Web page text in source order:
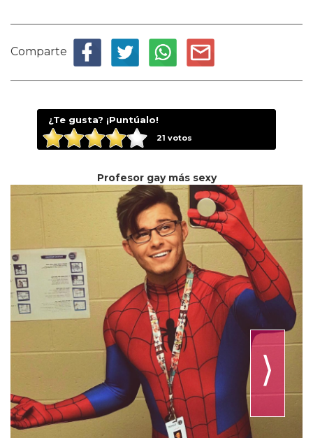
Comparte
¿Te gusta? ¡Puntúalo!
21 votos
Profesor gay más sexy
⟩